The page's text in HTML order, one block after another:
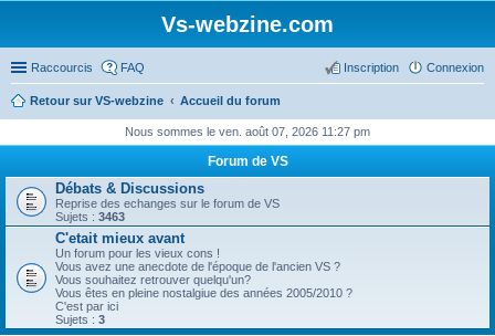
Vs-webzine.com
Raccourcis FAQ Connexion
Inscription
Retour sur VS-webzine Accueil du forum
Nous sommes le ven. août 07, 2026 11:27 pm
Forum de VS
Débats & Discussions
Reprise des echanges sur le forum de VS
Sujets : 3463
C'etait mieux avant
Un forum pour les vieux cons !
Vous avez une anecdote de l'époque de l'ancien VS ?
Vous souhaitez retrouver quelqu'un?
Vous êtes en pleine nostalgiue des années 2005/2010 ?
C'est par ici
Sujets : 3